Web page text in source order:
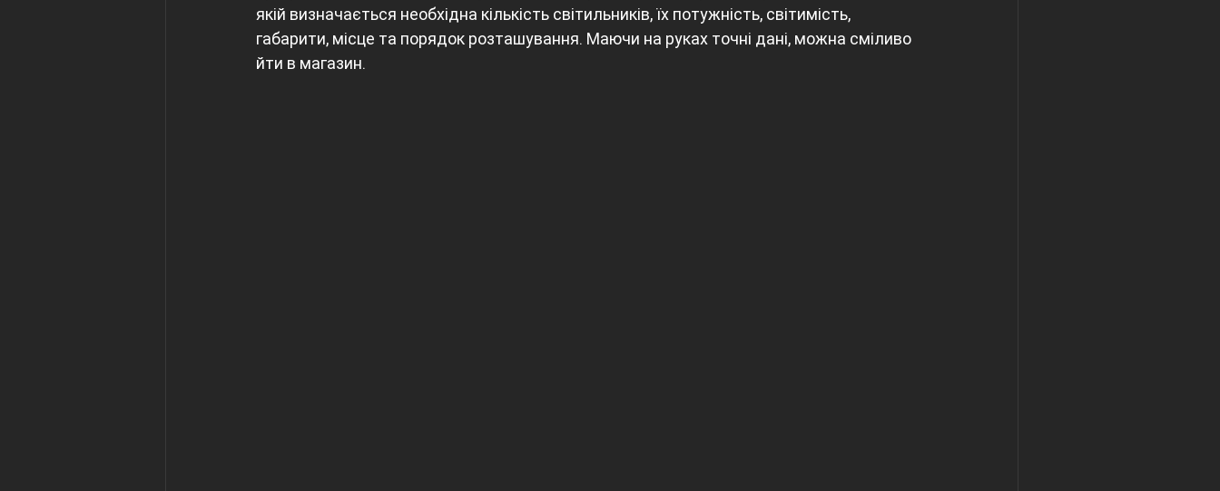
якій визначається необхідна кількість світильників, їх потужність, світимість,
габарити, місце та порядок розташування. Маючи на руках точні дані, можна сміливо
йти в магазин.